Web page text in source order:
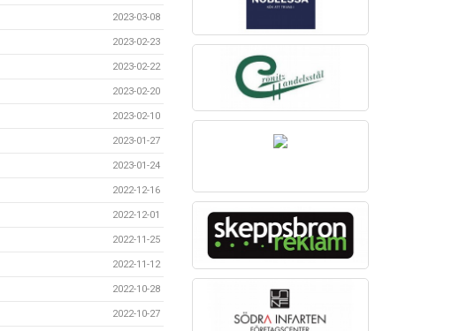
2023-03-08
2023-02-23
2023-02-22
2023-02-20
2023-02-10
2023-01-27
2023-01-24
2022-12-16
2022-12-01
2022-11-25
2022-11-12
2022-10-28
2022-10-27